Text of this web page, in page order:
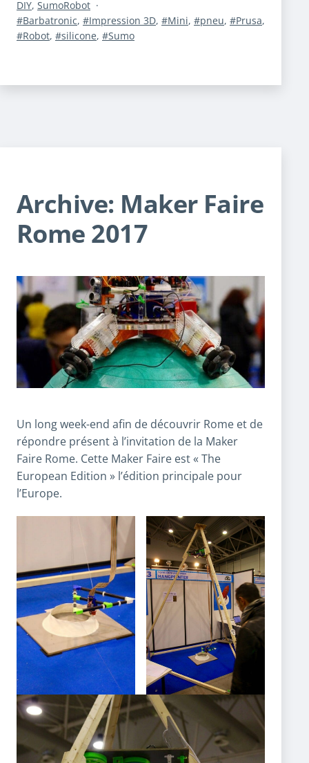
le
Catégorisé
comme
DIY, SumoRobot
Étiqueté
Barbatronic, Impression 3D, Mini, pneu, Prusa,
Robot, silicone, Sumo
Archive: Maker Faire
Rome 2017
Un long week-end afin de découvrir Rome et de
répondre présent à l’invitation de la Maker
Faire Rome. Cette Maker Faire est « The
European Edition » l’édition principale pour
l’Europe.